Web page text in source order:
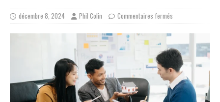
décembre 8, 2024 Phil Colin Commentaires fermés